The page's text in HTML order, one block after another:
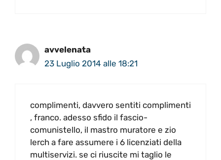
avvelenata
23 Luglio 2014 alle 18:21
complimenti, davvero sentiti complimenti
, franco. adesso sfido il fascio-
comunistello, il mastro muratore e zio
lerch a fare assumere i 6 licenziati della
multiservizi. se ci riuscite mi taglio le